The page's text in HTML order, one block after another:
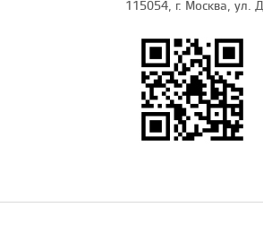
115054, г. Москва, ул.